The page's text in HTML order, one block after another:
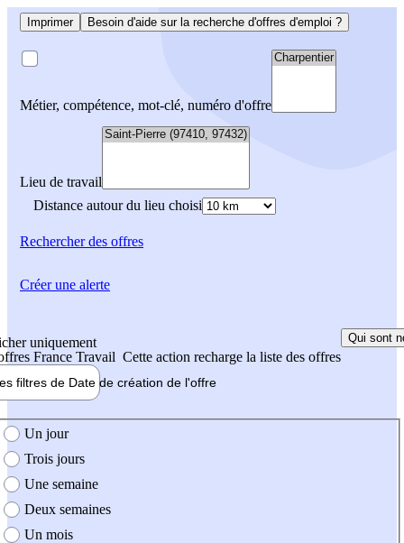
Imprimer Besoin d'aide sur la recherche d'offres d'emploi ?
Métier, compétence, mot-clé, numéro d'offre
Lieu de travail
Distance autour du lieu choisi
Rechercherdes offres
uniquement
France Travail Cette action recharge la liste des offres
Qui sont
filtres de Date de création de l'offre
création de l'offre
Un jour
Trois jours
Une semaine
Deux semaines
Un mois
Créer une alerte